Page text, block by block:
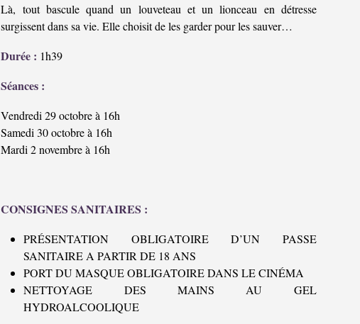
Là, tout bascule quand un louveteau et un lionceau en détresse
surgissent dans sa vie. Elle choisit de les garder pour les sauver…
Durée : 1h39
Séances :
Vendredi 29 octobre à 16h
Samedi 30 octobre à 16h
Mardi 2 novembre à 16h
CONSIGNES SANITAIRES :
PRÉSENTATION OBLIGATOIRE D’UN PASSE
SANITAIRE A PARTIR DE 18 ANS
PORT DU MASQUE OBLIGATOIRE DANS LE CINÉMA
NETTOYAGE DES MAINS AU GEL
HYDROALCOOLIQUE